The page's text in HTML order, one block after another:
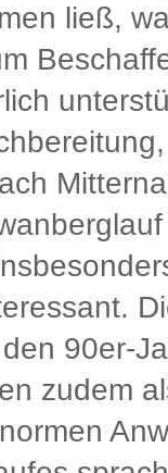
ließ,
90er-
zudem